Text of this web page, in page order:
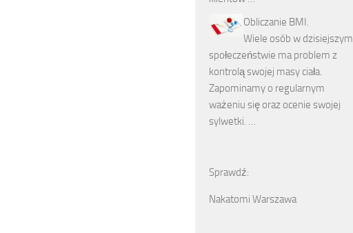
Obliczanie BMI.
Wiele osób w dzisiejszym
społeczeństwie ma problem z
kontrolą swojej masy ciała.
Zapominamy o regularnym
ważeniu się oraz ocenie swojej
sylwetki. …
Sprawdź:
Nakatomi Warszawa